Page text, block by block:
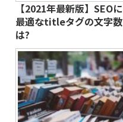
【2021年最新版】SEOに
最適なtitleタグの文字数
は?